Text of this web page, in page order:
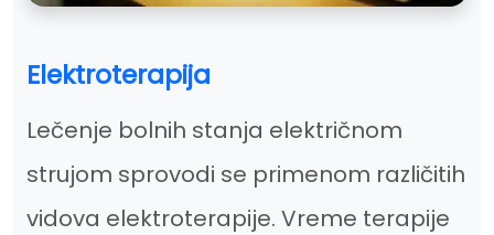
Elektroterapija
Lečenje bolnih stanja električnom
strujom sprovodi se primenom različitih
vidova elektroterapije. Vreme terapije